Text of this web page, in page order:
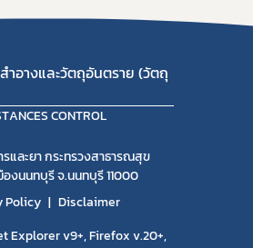
อางและวัตถุอันตราย (วัตถุ
CONTROL
และยา กระทรวงสาธารณสุข
องนนทบุรี จ.นนทบุรี 11000
Policy
Disclaimer
Explorer v9+, Firefox v.20+,